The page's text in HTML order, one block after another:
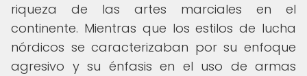
riqueza de las artes marciales en el
continente. Mientras que los estilos de lucha
nórdicos se caracterizaban por su enfoque
agresivo y su énfasis en el uso de armas